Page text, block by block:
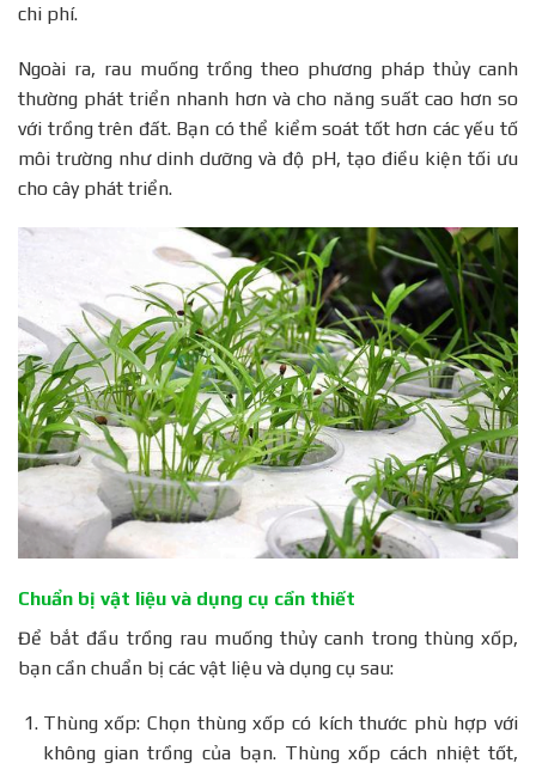
chi phí.
Ngoài ra, rau muống trồng theo phương pháp thủy canh
thường phát triển nhanh hơn và cho năng suất cao hơn so
với trồng trên đất. Bạn có thể kiểm soát tốt hơn các yếu tố
môi trường như dinh dưỡng và độ pH, tạo điều kiện tối ưu
cho cây phát triển.
Chuẩn bị vật liệu và dụng cụ cần thiết
Để bắt đầu trồng rau muống thủy canh trong thùng xốp,
bạn cần chuẩn bị các vật liệu và dụng cụ sau:
Thùng xốp: Chọn thùng xốp có kích thước phù hợp với
không gian trồng của bạn. Thùng xốp cách nhiệt tốt,